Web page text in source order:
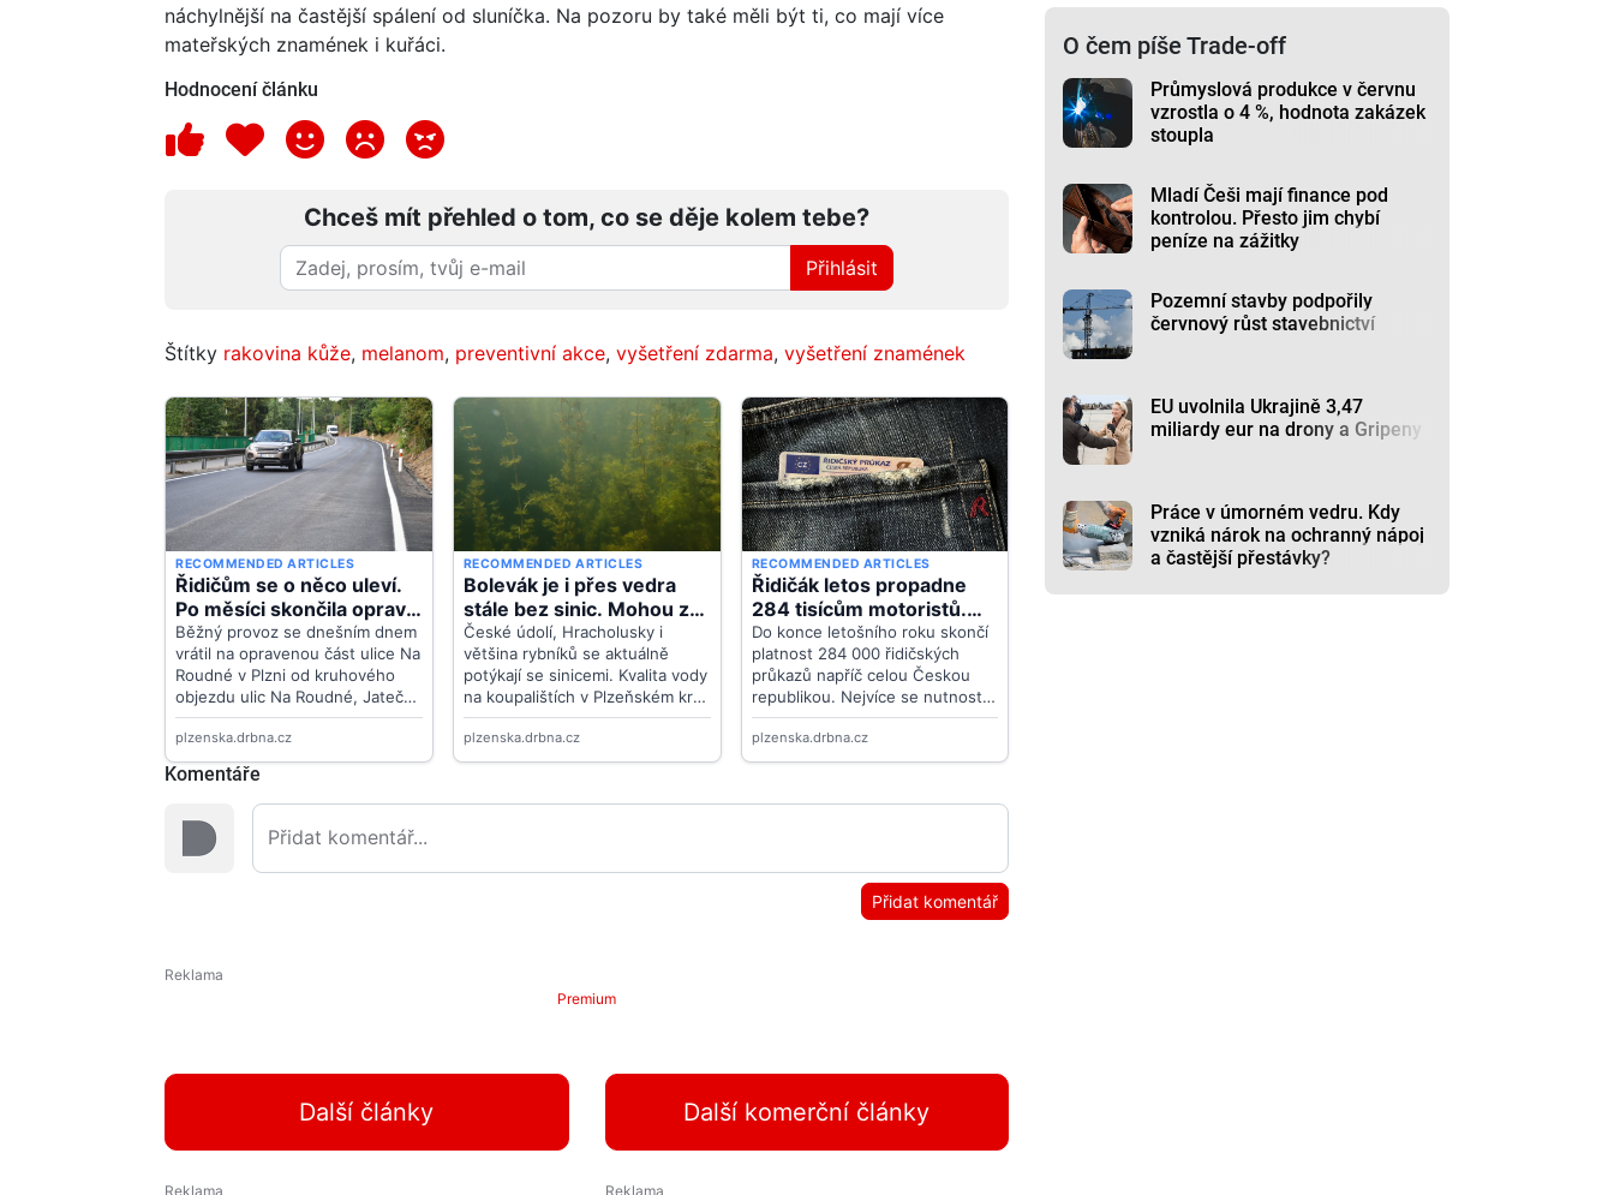
náchylnější na častější spálení od sluníčka. Na pozoru by také měli být ti, co mají více
mateřských znamének i kuřáci.
Hodnocení článku
Chceš mít přehled o tom, co se děje kolem tebe?
Přihlásit
Štítky rakovina kůže, melanom, preventivní akce, vyšetření zdarma, vyšetření znamének
Komentáře
Přidat komentář
Premium
Další články Další komerční články
O čem píše Trade-off
Průmyslová produkce v červnu
vzrostla o 4 %, hodnota zakázek
stoupla
Mladí Češi mají finance pod
kontrolou. Přesto jim chybí
peníze na zážitky
Pozemní stavby podpořily
červnový růst stavebnictví
EU uvolnila Ukrajině 3,47
miliardy eur na drony a Gripeny
Práce v úmorném vedru. Kdy
vzniká nárok na ochranný nápoj
a častější přestávky?